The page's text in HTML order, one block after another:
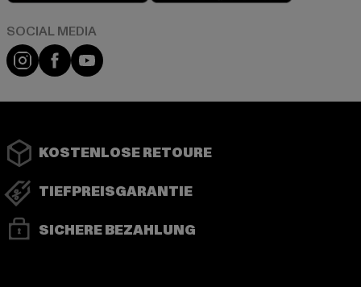
Instagram
FacebookYouTube
KOSTENLOSE RETOURE
TIEFPREISGARANTIE
SICHERE BEZAHLUNG